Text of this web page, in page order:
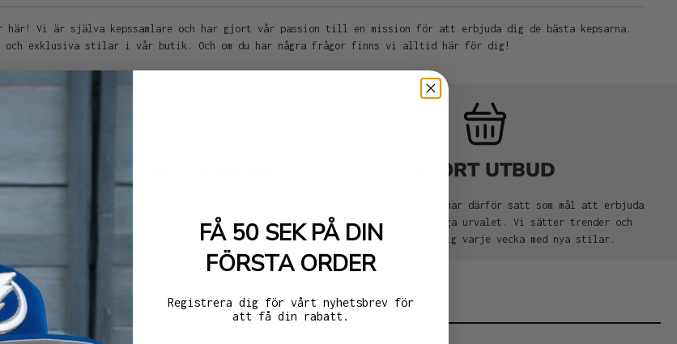
här! Vi är själva kepssamlare och har gjort vår passion till en mission för att erbjuda dig de bästa kepsarna.
och exklusiva stilar i vår butik. Och om du har några frågor finns vi alltid här för dig!
TILLBAKA-GARANTI
till oss inom 30 dagar så återbetalar vi dig utan
STORT UTBUD
Vi älskar kepsar och har därför satt som mål att erbjuda
dig det bästa möjliga urvalet. Vi sätter trender och
vill överraska dig varje vecka med nya stilar.
FÅ 50 SEK PÅ DIN
FÖRSTA ORDER
Registrera dig för vårt nyhetsbrev för
att få din rabatt.